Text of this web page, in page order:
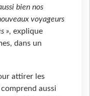
bien nos
voyageurs
», explique
dans un
attirer les
aussi